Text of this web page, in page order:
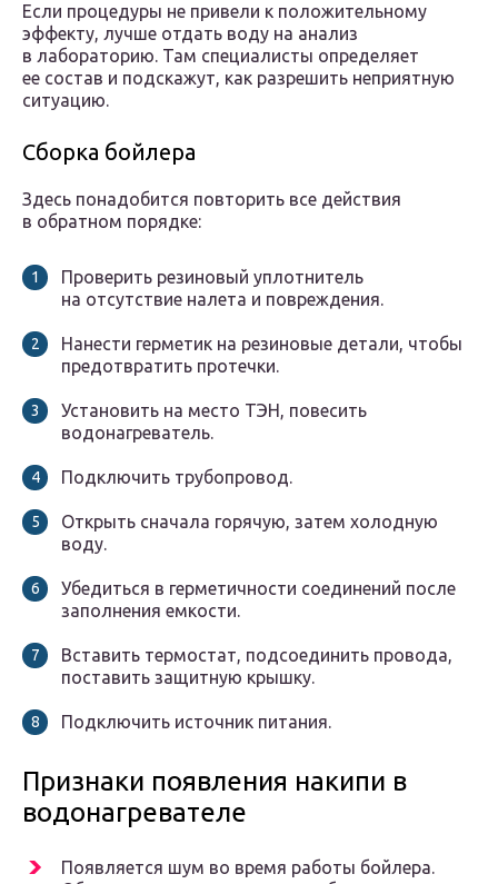
Если процедуры не привели к положительному
эффекту, лучше отдать воду на анализ
в лабораторию. Там специалисты определяет
ее состав и подскажут, как разрешить неприятную
ситуацию.
Сборка бойлера
Здесь понадобится повторить все действия
в обратном порядке:
Проверить резиновый уплотнитель
на отсутствие налета и повреждения.
Нанести герметик на резиновые детали, чтобы
предотвратить протечки.
Установить на место ТЭН, повесить
водонагреватель.
Подключить трубопровод.
Открыть сначала горячую, затем холодную
воду.
Убедиться в герметичности соединений после
заполнения емкости.
Вставить термостат, подсоединить провода,
поставить защитную крышку.
Подключить источник питания.
Признаки появления накипи в
водонагревателе
Появляется шум во время работы бойлера.